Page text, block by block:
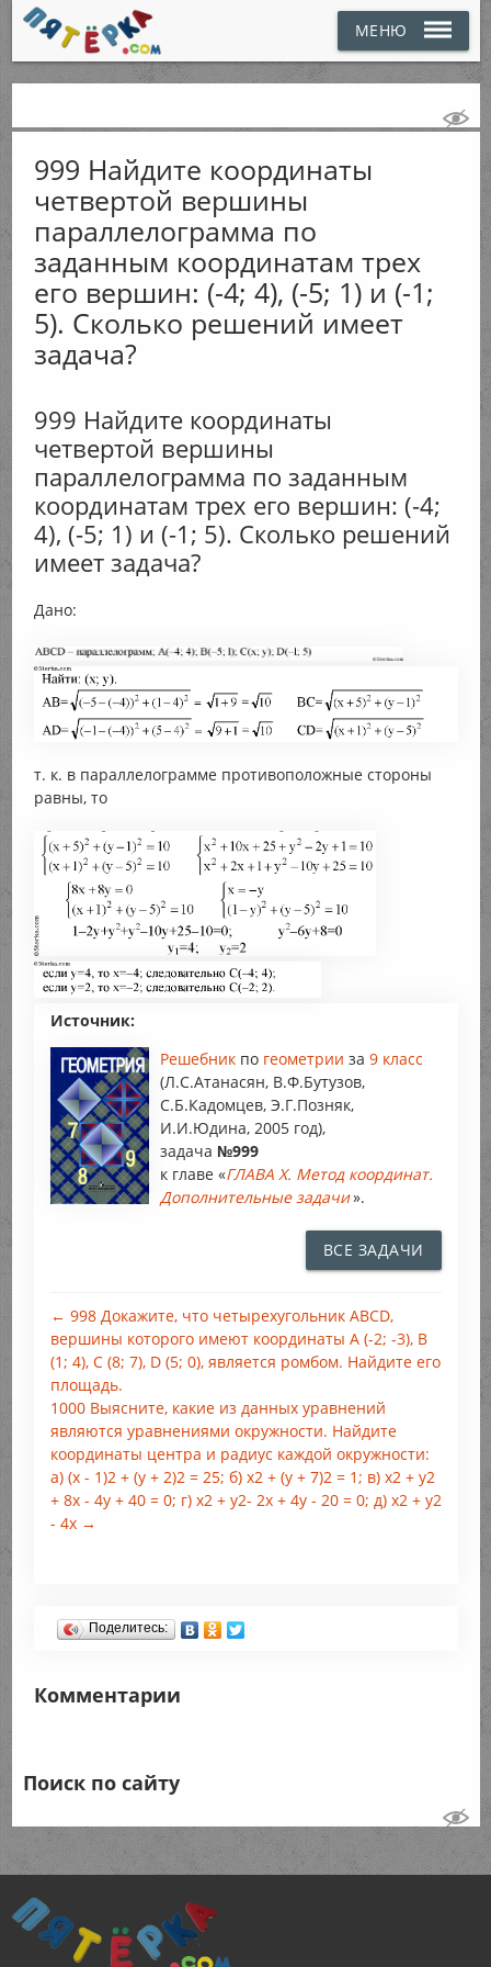
МЕНЮ
999 Найдите координаты
четвертой вершины
параллелограмма по
заданным координатам трех
его вершин: (-4; 4), (-5; 1) и (-1;
5). Сколько решений имеет
задача?
999 Найдите координаты
четвертой вершины
параллелограмма по заданным
координатам трех его вершин: (-4;
4), (-5; 1) и (-1; 5). Сколько решений
имеет задача?
Дано:
т. к. в параллелограмме противоположные стороны
равны, то
Источник:
Решебник по геометрии за 9 класс
(Л.С.Атанасян, В.Ф.Бутузов,
С.Б.Кадомцев, Э.Г.Позняк,
И.И.Юдина, 2005 год),
задача №999
к главе «ГЛАВА X. Метод координат.
Дополнительные задачи».
ВСЕ ЗАДАЧИ
← 998 Докажите, что четырехугольник ABCD,
вершины которого имеют координаты А (-2; -3), В
(1; 4), С (8; 7), D (5; 0), является ромбом. Найдите его
площадь.
1000 Выясните, какие из данных уравнений
являются уравнениями окружности. Найдите
координаты центра и радиус каждой окружности:
а) (х - 1)2 + (у + 2)2 = 25; б) x2 + (у + 7)2 = 1; в) х2 + у2
+ 8x - 4у + 40 = 0; г) х2 + у2- 2х + 4у - 20 = 0; д) х2 + у2
- 4х →
Поделитесь:
Комментарии
Поиск по сайту